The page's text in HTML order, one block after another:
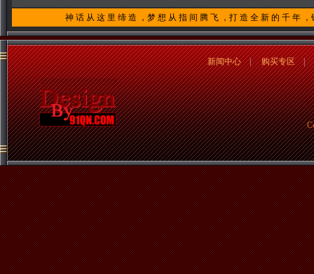
神 话 从 这 里 缔 造 ，梦 想 从 指 间 腾 飞 ，打 造 全 新 的 千 年
新闻中心|购买专区